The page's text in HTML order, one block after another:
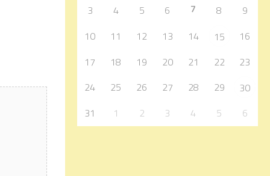
3
4 5 6 7 8
9
10
11 12 13 14 15
16
17
18 19 20 21 22
23
24
25 26 27 28 29
30
31
1 2 3 4 5 6